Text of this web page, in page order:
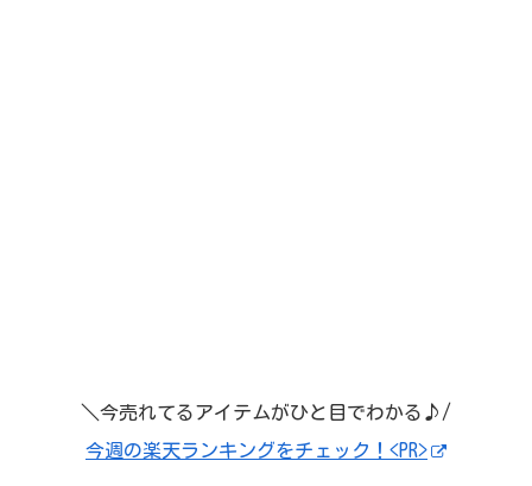
＼今売れてるアイテムがひと目でわかる♪/
今週の楽天ランキングをチェック！<PR>